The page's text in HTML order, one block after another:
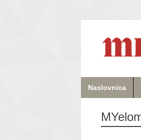
Naslovnica